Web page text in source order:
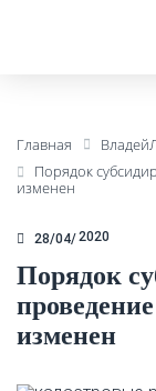
Главная
Порядок
изменен
28/04 2020
Порядок
изменен